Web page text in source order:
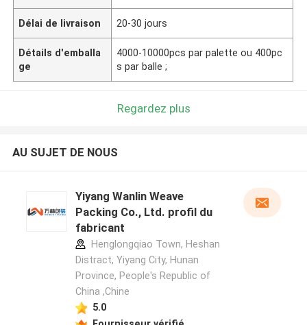
Délai de livraison 20-30 jours
Détails d'emballa
ge
4000-10000pcs par palette ou 400pc
s par balle ;
Regardez plus
AU SUJET DE NOUS
Yiyang Wanlin Weave
Packing Co., Ltd. profil du
fabricant
Henglongqiao Town, Heshan
Distract, Yiyang City, Hunan
Province, People's Republic of
China ,Chine
5.0